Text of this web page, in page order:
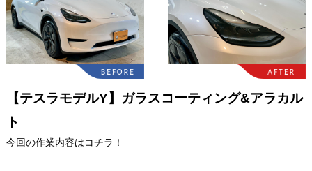
【テスラモデルY】ガラスコーティング&アラカル
ト
今回の作業内容はコチラ！